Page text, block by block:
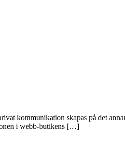
kommunikation skapas på det
i webb-butikens […]